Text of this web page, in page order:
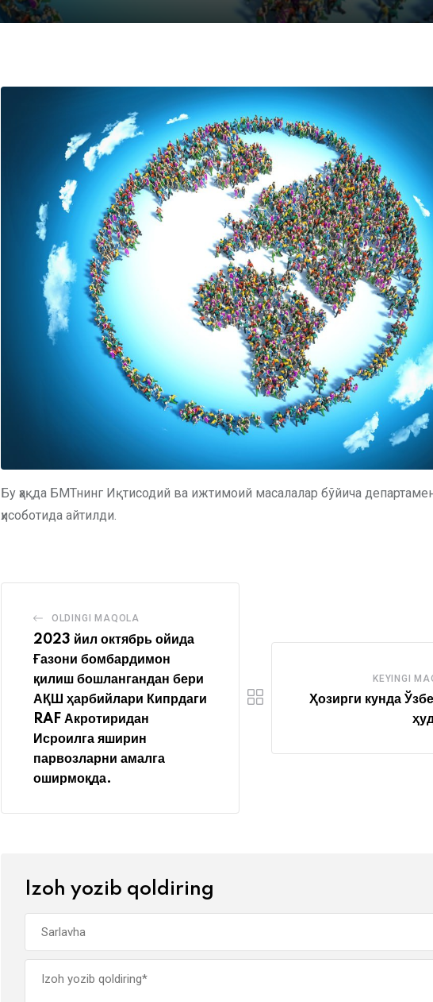
Бу ҳақда БМТнинг Иқтисодий ва ижтимоий масалалар бўйича
ҳисоботида айтилди.
OLDINGI MAQOLA
2023 йил октябрь ойида
Ғазони бомбардимон
қилиш бошлангандан бери
АҚШ ҳарбийлари Кипрдаги
RAF Акротиридан
Исроилга яширин
парвозларни амалга
оширмоқда.
KEYINGI
Ҳозирги кунда
Izoh yozib qoldiring